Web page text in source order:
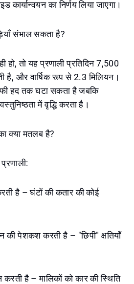
कार्यान्वयन का निर्णय लिया जाएगा।
संभाल सकता है?
हो, तो यह प्रणाली प्रतिदिन 7,500
है, और वार्षिक रूप से 2.3 मिलियन।
हद तक घटा सकता है जबकि
में वृद्धि करता है।
क्या मतलब है?
है – घंटों की कतार की कोई
की पेशकश करती है – "छिपी" क्षतियाँ
है – मालिकों को कार की स्थिति